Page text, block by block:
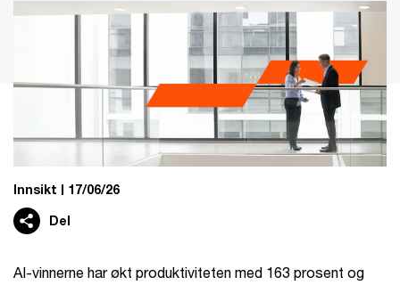
Innsikt 17/06/26
Del
AI-vinnerne har økt produktiviteten med 163 prosent og